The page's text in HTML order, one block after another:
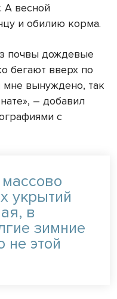
А весной
и обилию корма.
почвы дождевые
бегают вверх по
мне вынуждено, так
– добавил
с
укрытий
в
зимние
не этой